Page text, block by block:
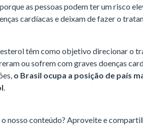
as pessoas podem ter um risco
cardíacas e deixam de fazer o
têm como objetivo direcionar o
ou sofrem com graves doenças
o Brasil ocupa a posição de país
.
nosso conteúdo? Aproveite e